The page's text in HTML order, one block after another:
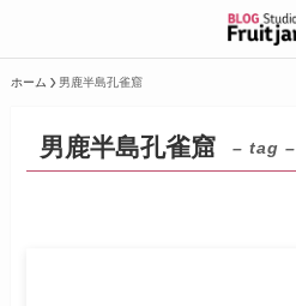
ホーム 男鹿半島孔雀窟
男鹿半島孔雀窟 – tag –